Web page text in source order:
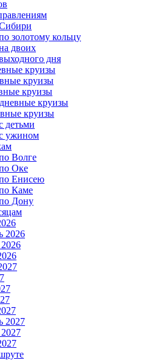
золотому кольцу
двоих
дня
круизы
круизы
круизы
круизы
круизы
детьми
ужином
Волге
Оке
Енисею
Каме
Дону
2026
2027